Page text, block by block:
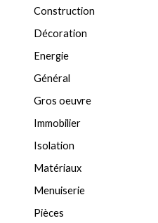
Construction
Décoration
Energie
Général
Gros oeuvre
Immobilier
Isolation
Matériaux
Menuiserie
Pièces